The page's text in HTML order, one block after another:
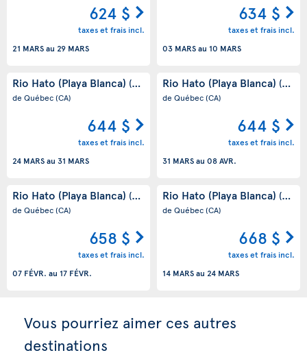
624 $
taxes et frais incl.
21 MARSau 29 MARS
634 $
taxes et frais incl.
03 MARSau 10 MARS
Rio Hato (Playa Blanca) (PA)
de Québec(CA)
644 $
taxes et frais incl.
24 MARSau 31 MARS
Rio Hato (Playa Blanca) (PA)
de Québec(CA)
644 $
taxes et frais incl.
31 MARSau 08 AVR.
Rio Hato (Playa Blanca) (PA)
de Québec(CA)
658 $
taxes et frais incl.
07 FÉVR. au 17 FÉVR.
Rio Hato (Playa Blanca) (PA)
de Québec(CA)
668 $
taxes et frais incl.
14 MARSau 24 MARS
Vous pourriez aimer ces autres
destinations